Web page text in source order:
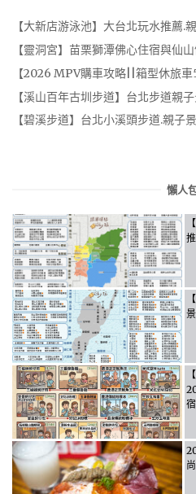
【大新店游泳池】大台北玩水推薦.
【靈洞宮】苗栗獅潭佛心住宿與仙
【2026 MPV購車攻略||箱型休旅
【溪山百年古圳步道】台北步道親
【碧溪步道】台北小溪頭步道.親子
懶人